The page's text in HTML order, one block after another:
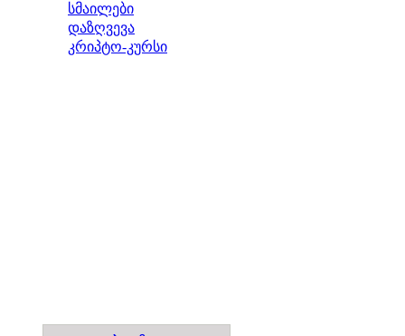
სმაილები
დაზღვევა
კრიპტო-კურსი